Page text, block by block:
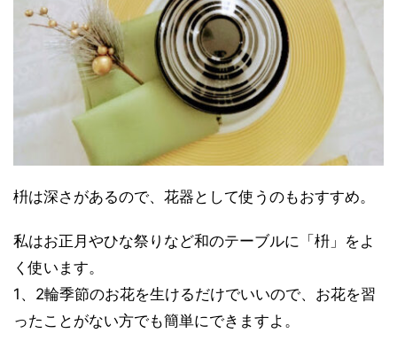
枡は深さがあるので、花器として使うのもおすすめ。
私はお正月やひな祭りなど和のテーブルに「枡」をよ
く使います。
1、2輪季節のお花を生けるだけでいいので、お花を習
ったことがない方でも簡単にできますよ。